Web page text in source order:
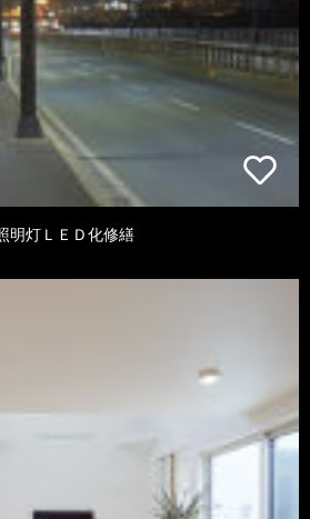
明灯ＬＥＤ化修繕